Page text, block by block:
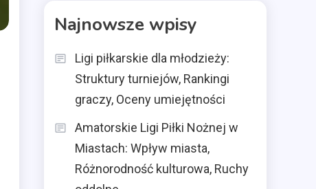
Najnowsze wpisy
Ligi piłkarskie dla młodzieży:
Struktury turniejów, Rankingi
graczy, Oceny umiejętności
Amatorskie Ligi Piłki Nożnej w
Miastach: Wpływ miasta,
Różnorodność kulturowa, Ruchy